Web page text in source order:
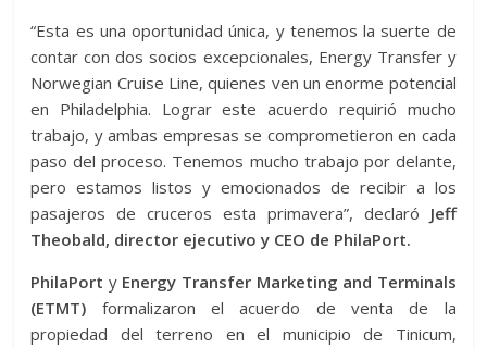
“Esta es una oportunidad única, y tenemos la suerte de
contar con dos socios excepcionales, Energy Transfer y
Norwegian Cruise Line, quienes ven un enorme potencial
en Philadelphia. Lograr este acuerdo requirió mucho
trabajo, y ambas empresas se comprometieron en cada
paso del proceso. Tenemos mucho trabajo por delante,
pero estamos listos y emocionados de recibir a los
pasajeros de cruceros esta primavera”, declaró Jeff
Theobald, director ejecutivo y CEO de PhilaPort.
PhilaPort yEnergy Transfer Marketing and Terminals
(ETMT) formalizaron el acuerdo de venta de la
propiedad del terreno en el municipio de Tinicum,